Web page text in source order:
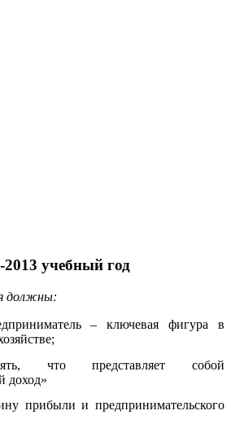
2013 учебный год
должны:
– ключевая фигура в
что представляет собой
доход»
прибыли и предпринимательского